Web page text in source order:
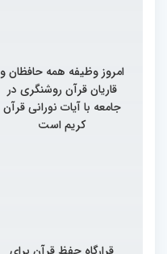
امروز وظیفه همه حافظان و
قاریان قرآن روشنگری در
جامعه با آیات نورانی قرآن
کریم است
قرارگاه حفظ قرآن برای